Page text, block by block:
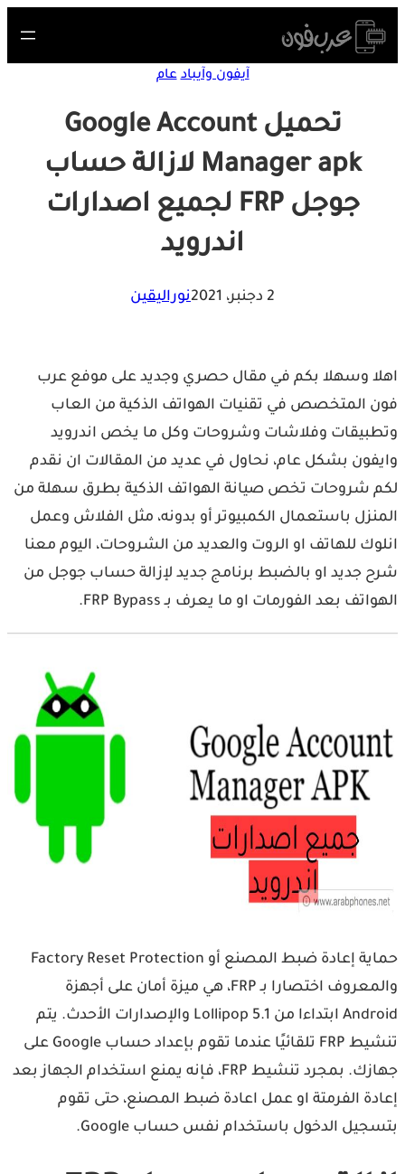
Skip
to
آيفون وآيباد عام
تحميل Google Account
Manager apk لازالة حساب
جوجل FRP لجميع اصدارات
اندرويد
2 دجنبر، 2021 نوراليقين
اهلا وسهلا بكم في مقال حصري وجديد على موفع عرب
فون المتخصص في تقنيات الهواتف الذكية من العاب
وتطبيقات وفلاشات وشروحات وكل ما يخص اندرويد
وايفون بشكل عام، نحاول في عديد من المقالات ان نقدم
لكم شروحات تخص صيانة الهواتف الذكية بطرق سهلة من
المنزل باستعمال الكمبيوتر أو بدونه، مثل الفلاش وعمل
انلوك للهاتف او الروت والعديد من الشروحات، اليوم معنا
شرح جديد او بالضبط برنامج جديد لإزالة حساب جوجل من
الهواتف بعد الفورمات او ما يعرف بـ FRP Bypass.
حماية إعادة ضبط المصنع أو Factory Reset Protection
والمعروف اختصارا بـ FRP، هي ميزة أمان على أجهزة
Android ابتداءا من Lollipop 5.1 والإصدارات الأحدث. يتم
تنشيط FRP تلقائيًا عندما تقوم بإعداد حساب Google على
جهازك. بمجرد تنشيط FRP، فإنه يمنع استخدام الجهاز بعد
إعادة الفرمتة او عمل اعادة ضبط المصنع، حتى تقوم
بتسجيل الدخول باستخدام نفس حساب Google.